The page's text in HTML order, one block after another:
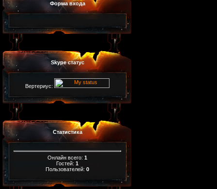
Форма входа
Skype статус
Вертериус:
Статистика
Онлайн всего: 1
Гостей: 1
Пользователей: 0